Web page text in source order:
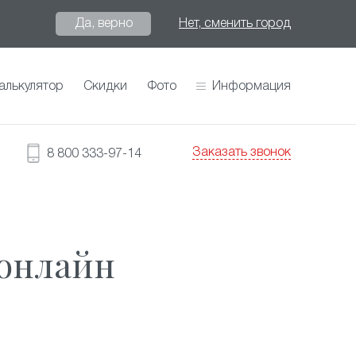
Да, верно Нет, сменить город
Скидки Фото Информация
8 800 333-97-14 Заказать звонок